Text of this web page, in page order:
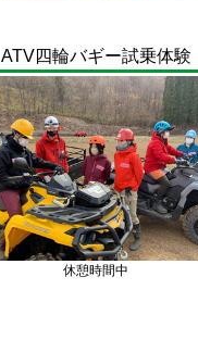
ATV四輪バギー試乗体験
休憩時間中